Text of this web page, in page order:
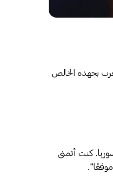
بجهده الخالص
كنت أتمنى